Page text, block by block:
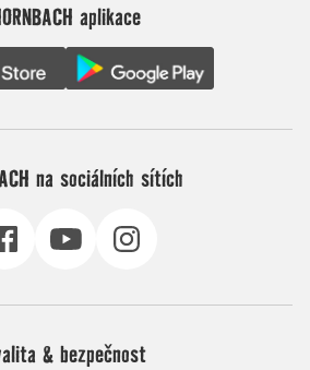
aplikace
na sociálních sítích
& bezpečnost